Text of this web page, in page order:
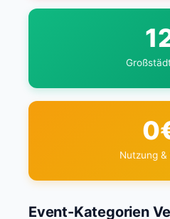
Nutzung &
Event-Kategorien